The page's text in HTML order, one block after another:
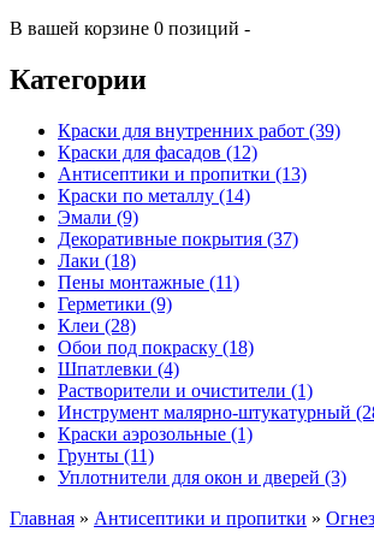
В вашей корзине 0 позиций -
Категории
Краски для внутренних работ (39)
Краски для фасадов (12)
Антисептики и пропитки (13)
Краски по металлу (14)
Эмали (9)
Декоративные покрытия (37)
Лаки (18)
Пены монтажные (11)
Герметики (9)
Клеи (28)
Обои под покраску (18)
Шпатлевки (4)
Растворители и очистители (1)
Инструмент малярно-штукатурный
Краски аэрозольные (1)
Грунты (11)
Уплотнители для окон и дверей (3)
Главная » Антисептики и пропитки »